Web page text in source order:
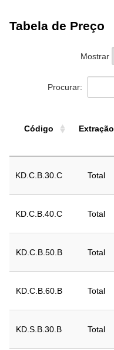
Tabela de Preço
Mostrar
Procurar:
Código Extração
KD.C.B.30.C
Total
KD.C.B.40.C Total
KD.C.B.50.B Total
KD.C.B.60.B Total
KD.S.B.30.B Total